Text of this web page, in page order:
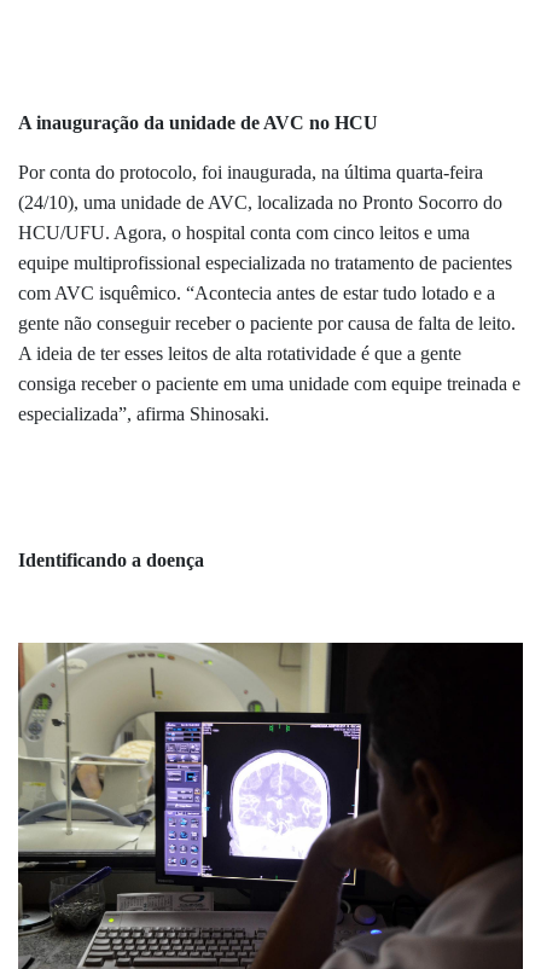
A inauguração da unidade de AVC no HCU
Por conta do protocolo, foi inaugurada, na última quarta-feira
(24/10), uma unidade de AVC, localizada no Pronto Socorro do
HCU/UFU. Agora, o hospital conta com cinco leitos e uma
equipe multiprofissional especializada no tratamento de pacientes
com AVC isquêmico. “Acontecia antes de estar tudo lotado e a
gente não conseguir receber o paciente por causa de falta de leito.
A ideia de ter esses leitos de alta rotatividade é que a gente
consiga receber o paciente em uma unidade com equipe treinada e
especializada”, afirma Shinosaki.
Identificando a doença